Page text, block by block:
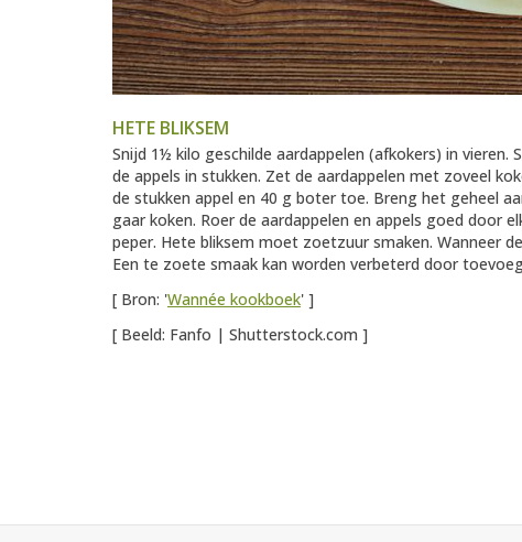
HETE BLIKSEM
Snijd 1½ kilo geschilde aardappelen (afkokers) in vieren.
de appels in stukken. Zet de aardappelen met zoveel
de stukken appel en 40 g boter toe. Breng het geheel
gaar koken. Roer de aardappelen en appels goed door
peper. Hete bliksem moet zoetzuur smaken. Wanneer
Een te zoete smaak kan worden verbeterd door
[ Bron: 'Wannée kookboek' ]
[ Beeld: Fanfo | Shutterstock.com ]